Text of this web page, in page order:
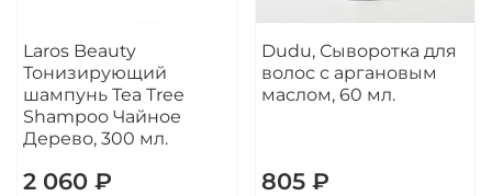
Laros Beauty
Тонизирующий
шампунь Tea Tree
Shampoo Чайное
Дерево, 300 мл.
2 060 ₽
Dudu, Сыворотка для
волос с аргановым
маслом, 60 мл.
805 ₽